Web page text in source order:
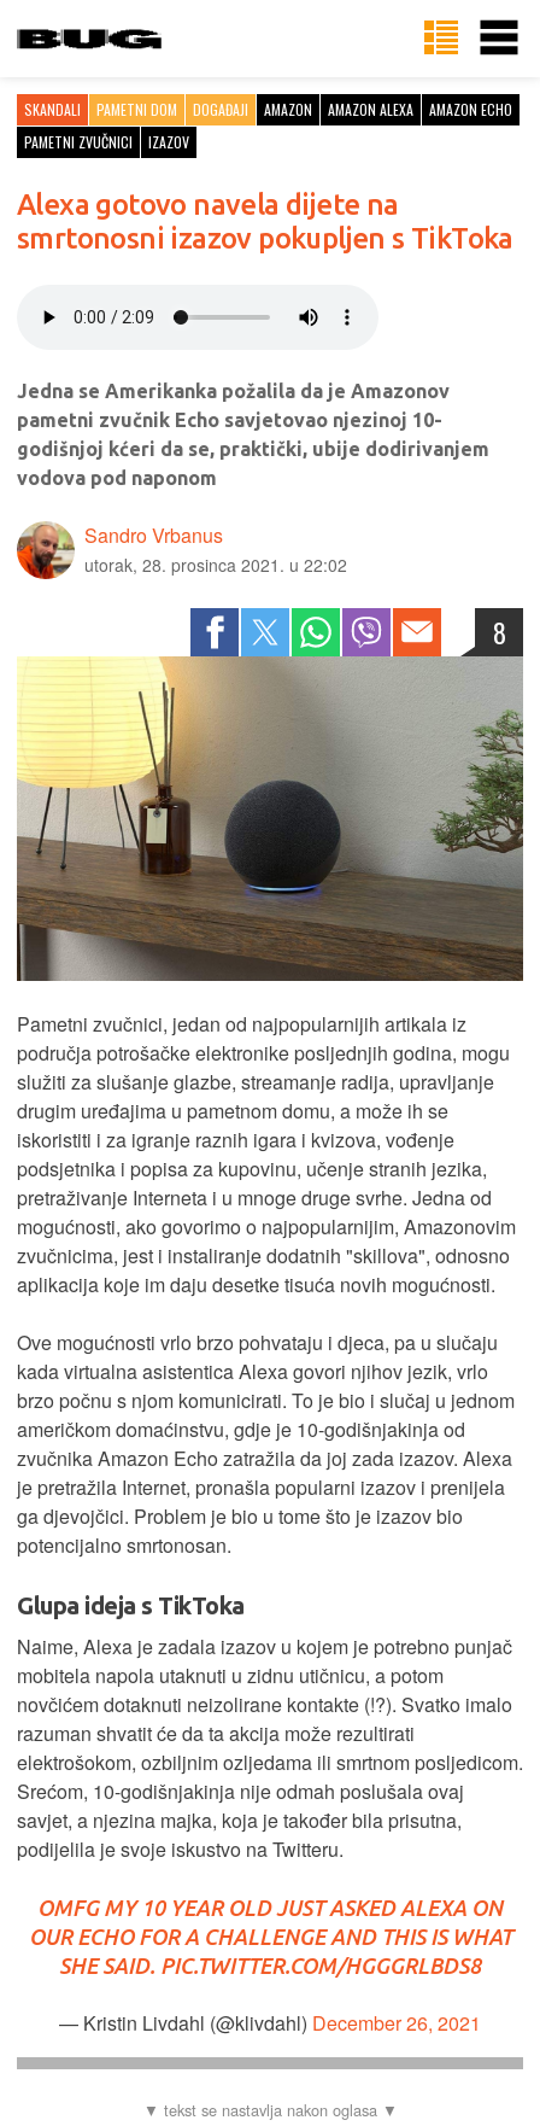
SKANDALI PAMETNI DOM DOGAĐAJI AMAZON AMAZON ALEXA
AMAZON ECHO
PAMETNI ZVUČNICI
IZAZOV
Alexa gotovo navela dijete na
smrtonosni izazov pokupljen s TikToka
Jedna se Amerikanka požalila da je Amazonov
pametni zvučnik Echo savjetovao njezinoj 10-
godišnjoj kćeri da se, praktički, ubije dodirivanjem
vodova pod naponom
Sandro Vrbanus
utorak, 28. prosinca 2021. u 22:02
8
Pametni zvučnici, jedan od najpopularnijih artikala iz
područja potrošačke elektronike posljednjih godina, mogu
služiti za slušanje glazbe, streamanje radija, upravljanje
drugim uređajima u pametnom domu, a može ih se
iskoristiti i za igranje raznih igara i kvizova, vođenje
podsjetnika i popisa za kupovinu, učenje stranih jezika,
pretraživanje Interneta i u mnoge druge svrhe. Jedna od
mogućnosti, ako govorimo o najpopularnijim, Amazonovim
zvučnicima, jest i instaliranje dodatnih "skillova", odnosno
aplikacija koje im daju desetke tisuća novih mogućnosti.
Ove mogućnosti vrlo brzo pohvataju i djeca, pa u slučaju
kada virtualna asistentica Alexa govori njihov jezik, vrlo
brzo počnu s njom komunicirati. To je bio i slučaj u jednom
američkom domaćinstvu, gdje je 10-godišnjakinja od
zvučnika Amazon Echo zatražila da joj zada izazov. Alexa
je pretražila Internet, pronašla popularni izazov i prenijela
ga djevojčici. Problem je bio u tome što je izazov bio
potencijalno smrtonosan.
Glupa ideja s TikToka
Naime, Alexa je zadala izazov u kojem je potrebno punjač
mobitela napola utaknuti u zidnu utičnicu, a potom
novčićem dotaknuti neizolirane kontakte (!?). Svatko imalo
razuman shvatit će da ta akcija može rezultirati
elektrošokom, ozbiljnim ozljedama ili smrtnom posljedicom.
Srećom, 10-godišnjakinja nije odmah poslušala ovaj
savjet, a njezina majka, koja je također bila prisutna,
podijelila je svoje iskustvo na Twitteru.
OMFG MY 10 YEAR OLD JUST ASKED ALEXA ON
OUR ECHO FOR A CHALLENGE AND THIS IS WHAT
SHE SAID. PIC.TWITTER.COM/HGGGRLBDS8
— Kristin Livdahl (@klivdahl) December 26, 2021